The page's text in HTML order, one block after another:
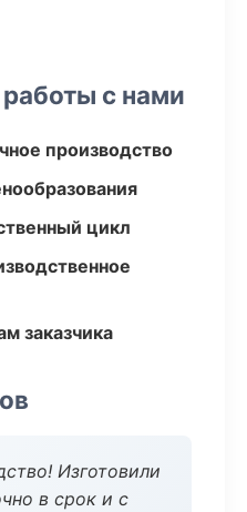
с нами
производство
цикл
заказчика
Изготовили
в срок и с